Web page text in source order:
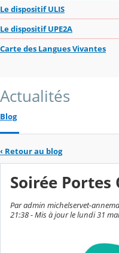
Le dispositif ULIS
Le dispositif UPE2A
Carte des Langues Vivantes
Actualités
Blog
‹ Retour au blog
Soirée Portes
Par admin michelservet-
21:38 - Mis à jour le lundi 31